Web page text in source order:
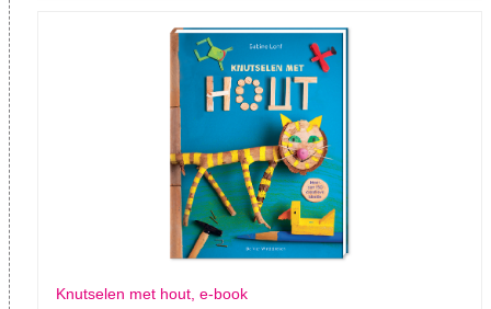
Knutselen met hout, e-book